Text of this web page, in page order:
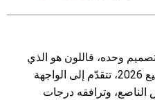
وحده، فاللون هو الذي
يمنحها حضورها وتوازنها. ومع ربيع 2026، تتقدّم إلى الواجهة
الناصع، وترافقه درجات